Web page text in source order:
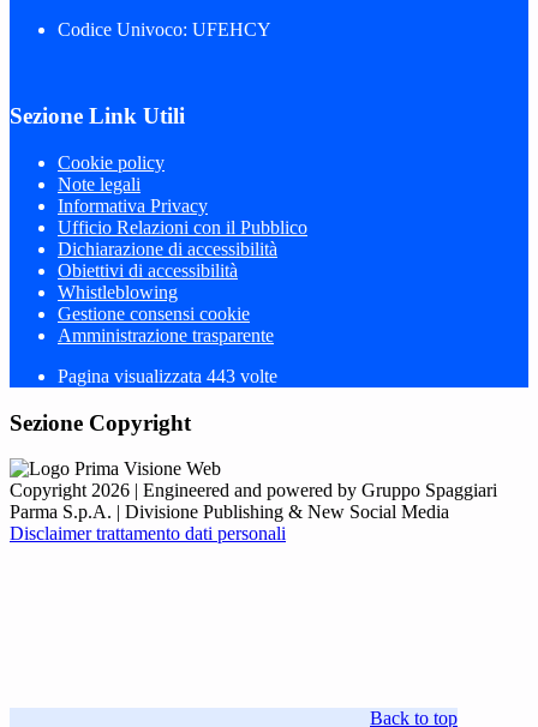
Codice Univoco: UFEHCY
Sezione Link Utili
Cookie policy
Note legali
Informativa Privacy
Ufficio Relazioni con il Pubblico
Dichiarazione di accessibilità
Obiettivi di accessibilità
Whistleblowing
Gestione consensi cookie
Amministrazione trasparente
Pagina visualizzata 443 volte
Sezione Copyright
Copyright 2026 | Engineered and powered by Gruppo Spaggiari
Parma S.p.A. | Divisione Publishing & New Social Media
Disclaimer trattamento dati personali
Back to top